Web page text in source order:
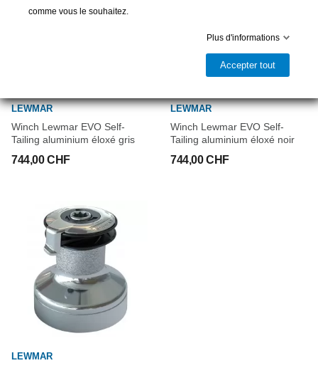
LEWMAR
Winch Lewmar EVO Self-
Tailing aluminium éloxé gris
744,00 CHF
LEWMAR
Winch Lewmar EVO Self-
Tailing aluminium éloxé noir
744,00 CHF
LEWMAR
comme vous le souhaitez.
Plus d'informations
Accepter tout